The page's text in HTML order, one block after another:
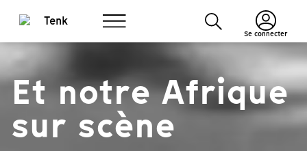
Se connecter
Et notre Afrique
sur scène